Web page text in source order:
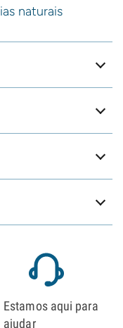
naturais
Estamos aqui para
ajudar